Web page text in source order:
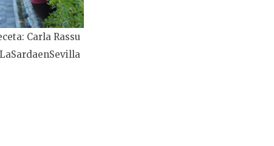
Carla Rassu